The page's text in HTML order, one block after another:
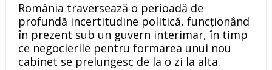
România traversează o perioadă de
profundă incertitudine politică, funcționând
în prezent sub un guvern interimar, în timp
ce negocierile pentru formarea unui nou
cabinet se prelungesc de la o zi la alta.